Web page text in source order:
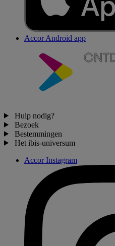
Accor Android app
Hulp nodig?
Bezoek
Bestemmingen
Het ibis-universum
Accor Instagram